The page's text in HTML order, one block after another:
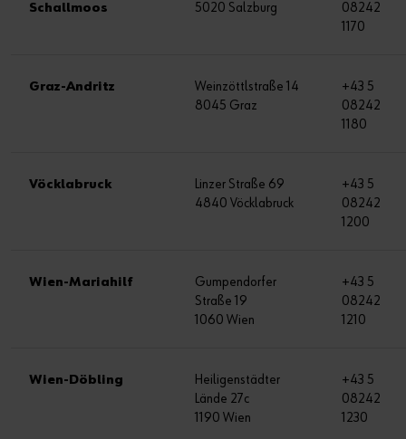
Schallmoos
5020 Salzburg
08242
1170
Graz-Andritz
Weinzöttlstraße 14
8045 Graz
+43 5
08242
1180
Vöcklabruck
Linzer Straße 69
4840 Vöcklabruck
+43 5
08242
1200
Wien-Mariahilf
Gumpendorfer
Straße 19
1060 Wien
+43 5
08242
1210
Wien-Döbling
Heiligenstädter
Lände 27c
1190 Wien
+43 5
08242
1230